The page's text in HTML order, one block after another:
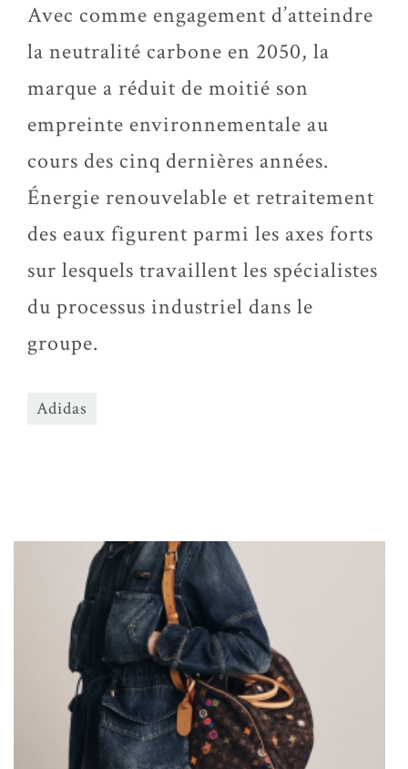
Avec comme engagement d’atteindre
la neutralité carbone en 2050, la
marque a réduit de moitié son
empreinte environnementale au
cours des cinq dernières années.
Énergie renouvelable et retraitement
des eaux figurent parmi les axes forts
sur lesquels travaillent les spécialistes
du processus industriel dans le
groupe.
Adidas